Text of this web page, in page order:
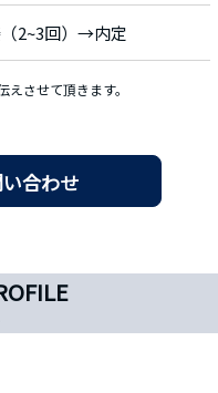
2~3回）→内定
させて頂きます。
合わせ